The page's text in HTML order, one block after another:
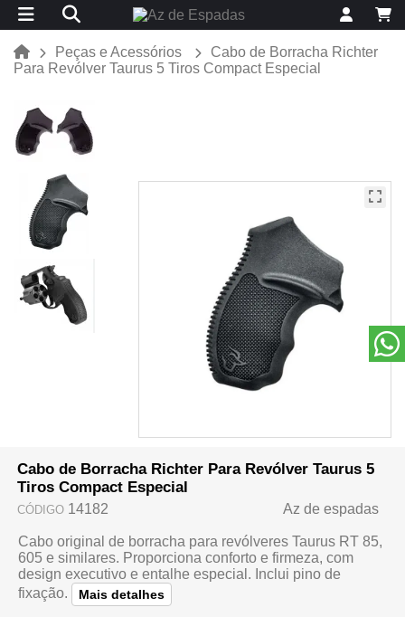
Peças e Acessórios
Cabo de Borracha Richter
Para Revólver Taurus 5 Tiros Compact Especial
Cabo de Borracha Richter Para Revólver Taurus 5
Tiros Compact Especial
CÓDIGO 14182 Az de espadas
Cabo original de borracha para revólveres Taurus RT 85,
605 e similares. Proporciona conforto e firmeza, com
design executivo e entalhe especial. Inclui pino de
fixação.
Mais detalhes